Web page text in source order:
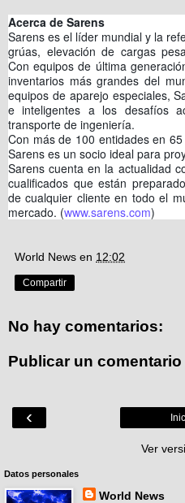
Acerca de Sarens
Sarens es el líder mundial y la
grúas, elevación de cargas
Con equipos de última
inventarios más grandes del
equipos de aparejo especiales,
e inteligentes a los desafíos
transporte de ingeniería.
Con más de 100 entidades en
Sarens es un socio ideal para
Sarens cuenta en la actualidad
cualificados que están
de cualquier cliente en todo el
mercado. (www.sarens.com)
World News en 12:02
Compartir
No hay comentarios:
Publicar un comentario
‹
Ver
Datos personales
World News